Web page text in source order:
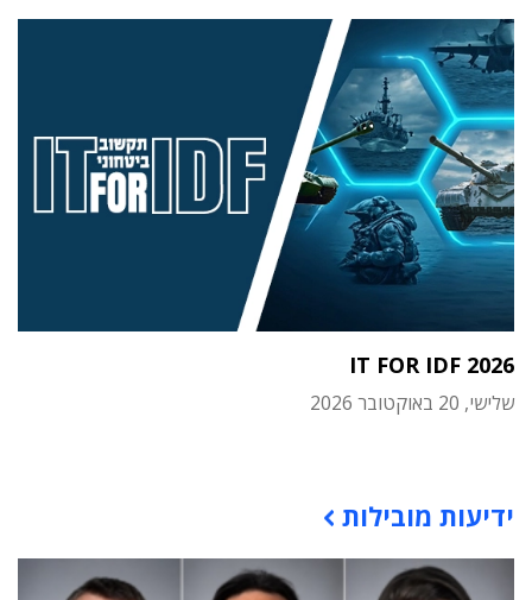
IT FOR IDF 2026
שלישי, 20 באוקטובר 2026
ידיעות מובילות